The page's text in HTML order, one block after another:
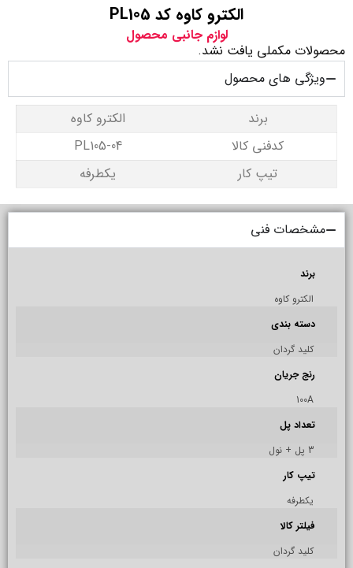
الکترو کاوه کد PL105
لوازم جانبی محصول
محصولات مکملی یافت نشد.
ویژگی های محصول
برند
الکترو کاوه
کدفنی کالا
04-PL105
تیپ کار
یکطرفه
مشخصات فنی
برند
الکترو کاوه
دسته بندی
کلید گردان
رنج جریان
100A
تعداد پل
3 پل + نول
تیپ کار
يكطرفه
فیلتر کالا
کلید گردان